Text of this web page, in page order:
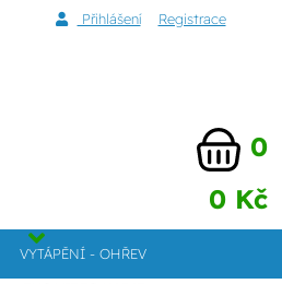
Přihlášení Registrace
0
0 Kč
VYTÁPĚNÍ - OHŘEV